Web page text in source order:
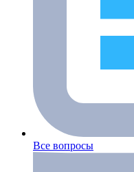
Все вопросы